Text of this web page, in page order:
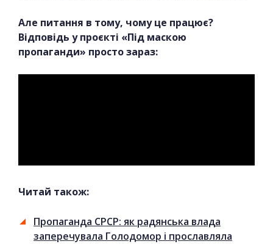
Але питання в тому, чому це працює?
Відповідь у проєкті «Під маскою
пропаганди» просто зараз:
Читай також:
Пропаганда СРСР: як радянська влада
заперечувала Голодомор і прославляла